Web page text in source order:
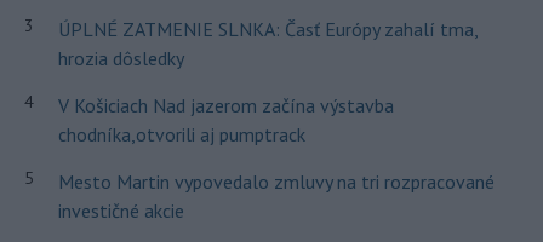
3
ÚPLNÉ ZATMENIE SLNKA: Časť Európy zahalí tma,
hrozia dôsledky
4
V Košiciach Nad jazerom začína výstavba
chodníka,otvorili aj pumptrack
5
Mesto Martin vypovedalo zmluvy na tri rozpracované
investičné akcie